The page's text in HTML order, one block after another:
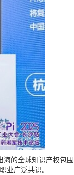
全球知识产权包
业广泛共识。